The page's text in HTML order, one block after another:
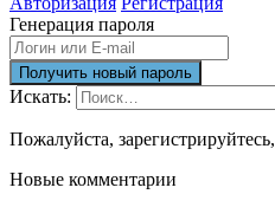
Генерация пароля
Искать:
Пожалуйста,
Новые комментарии